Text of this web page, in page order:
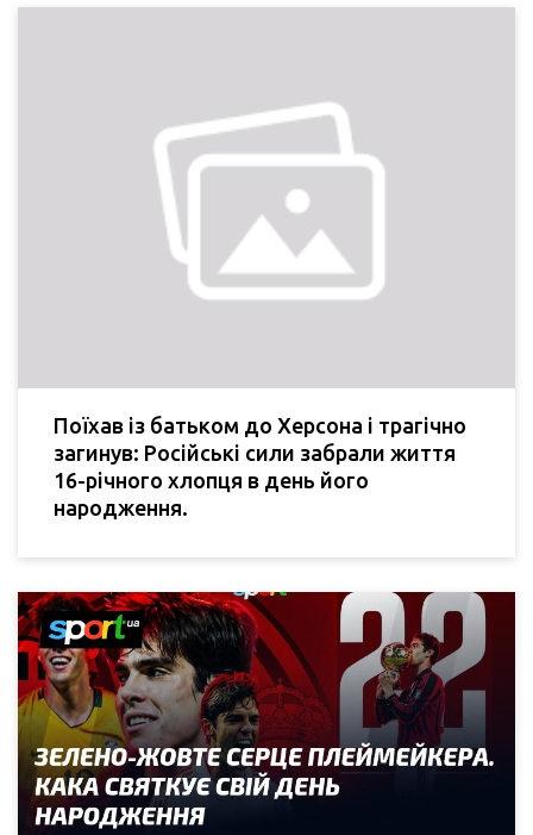
Поїхав із батьком до Херсона і трагічно
загинув: Російські сили забрали життя
16-річного хлопця в день його
народження.